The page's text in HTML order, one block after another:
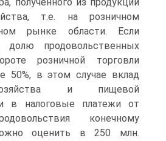
т.е. на розничном
рынке области. Если
продовольственных
розничной торговли
50%, в этом случае вклад
и пищевой
в налоговые платежи от
конечному
оценить в 250 млн.